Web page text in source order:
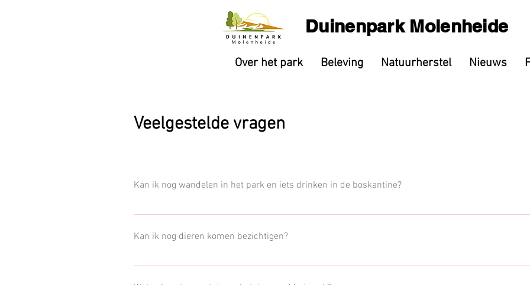
Duinenpark Molenheide
Over het park Beleving Natuurherstel Nieuws
Veelgestelde vragen
Kan ik nog wandelen in het park en iets drinken in de boskantine?
Jazeker! Het Wild- en Wandelpark blijft een wandelpark en is gratis toegankelijk voor iedereen. De boskantine
Kan ik nog dieren komen bezichtigen?
Ja, de everzwijnen blijven. Exotische dieren zoals Alpaca's zullen op termijn wel verhuizen en er komen andere